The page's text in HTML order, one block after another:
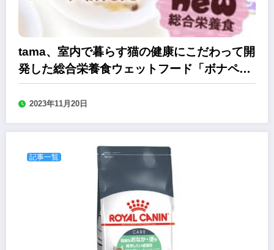
tama、室内で暮らす猫の健康にこだわって開
発した総合栄養食ウェットフード「ボナペテ
ィ」
2023年11月20日
記事一覧